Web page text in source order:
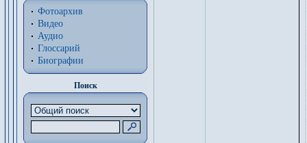
Фотоархив
Видео
Аудио
Глоссарий
Биографии
Поиск